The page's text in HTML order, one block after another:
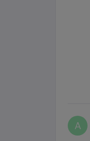
A